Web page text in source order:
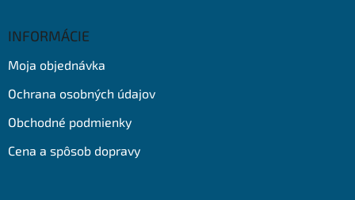
INFORMÁCIE
Moja objednávka
Ochrana osobných údajov
Obchodné podmienky
Cena a spôsob dopravy